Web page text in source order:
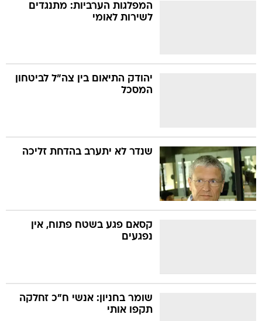
המפלגות הערביות: מתנגדים
לשירות לאומי
יהודק התיאום בין צה"ל לביטחון
המסכל
שנדר לא יתערב בהדחת זליכה
קסאם פגע בשטח פתוח, אין
נפגעים
שומר בחניון: אנשי ח"כ זחלקה
תקפו אותי